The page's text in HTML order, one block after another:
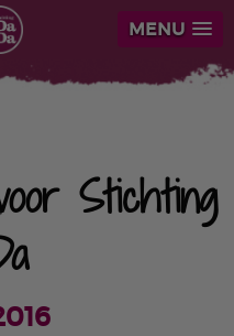
MENU
Stichting